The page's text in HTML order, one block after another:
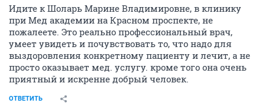
Идите к Шоларь Марине Владимировне, в клинику
при Мед академии на Красном проспекте, не
пожалеете. Это реально профессиональный врач,
умеет увидеть и почувствовать то, что надо для
выздоровления конкретному пациенту и лечит, а не
просто оказывает мед. услугу. кроме того она очень
приятный и искренне добрый человек.
ОТВЕТИТЬ